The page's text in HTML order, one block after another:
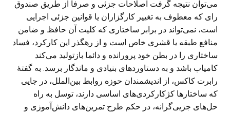
می‌توان نتیجه گرفت اصلاحات جزئی و صرفا از طریق صندوق
رای که معطوف به تغییر کارگزاران یا قوانین جزئی اجرایی
است، نمی‌تواند در برابر ساختاری که کلیت آن حافظ و ضامن
منافع طبقه یا قشری خاص است و از رهگذر این کارکرد، فساد
ساختاری را در بطن خود پرورانده و دائما بازتولید می‌کند
کامیاب باشد و به دستاوردهای بنیادی و ماندگار برسد. به گفتۀ
رابرت کاکس، از اندیشمندان حوزه روابط بین‌الملل، در جایی
که ساختارها کژکارکردی‌های اساسی دارند، توسل به راه
حل‌های جزیی‌گرانه، در حکم طرح تمرین‌های دانش‌آموزی و